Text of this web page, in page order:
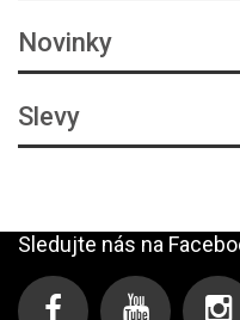
Novinky
Slevy
Sledujte nás na